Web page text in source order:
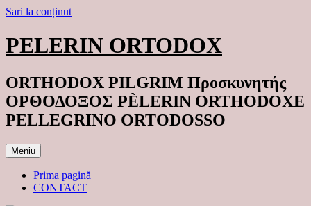
Sari la conținut
PELERIN ORTODOX
ORTHODOX PILGRIM Προσκυνητής
ΟΡΘΟΔΟΞΟΣ PÈLERIN ORTHODOXE
PELLEGRINO ORTODOSSO
Meniu
Prima pagină
CONTACT